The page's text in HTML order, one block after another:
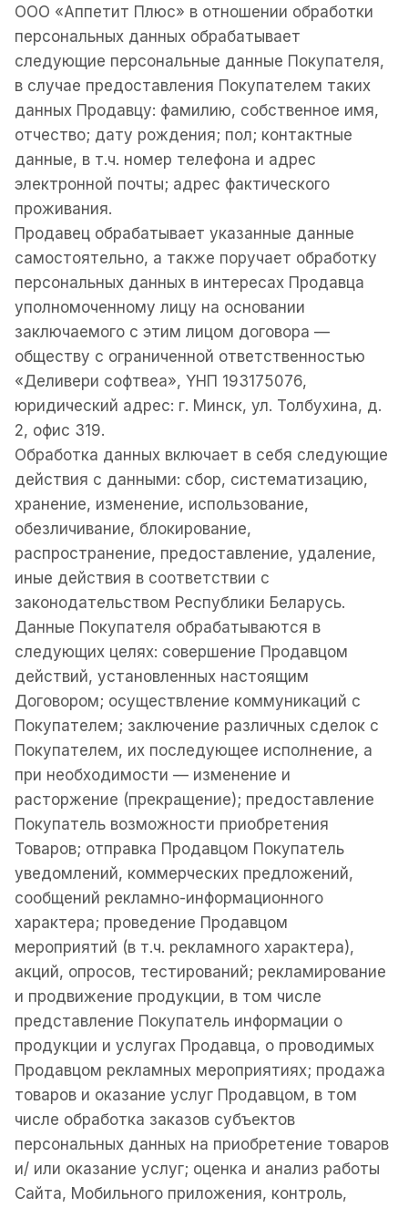
ООО «Аппетит Плюс» в отношении обработки
персональных данных обрабатывает
следующие персональные данные Покупателя,
в случае предоставления Покупателем таких
данных Продавцу: фамилию, собственное имя,
отчество; дату рождения; пол; контактные
данные, в т.ч. номер телефона и адрес
электронной почты; адрес фактического
проживания.
Продавец обрабатывает указанные данные
самостоятельно, а также поручает обработку
персональных данных в интересах Продавца
уполномоченному лицу на основании
заключаемого с этим лицом договора —
обществу с ограниченной ответственностью
«Деливери софтвеа», YHП 193175076,
юридический адрес: г. Минск, ул. Толбухина, д.
2, офис 319.
Обработка данных включает в себя следующие
действия с данными: сбор, систематизацию,
хранение, изменение, использование,
обезличивание, блокирование,
распространение, предоставление, удаление,
иные действия в соответствии с
законодательством Республики Беларусь.
Данные Покупателя обрабатываются в
следующих целях: совершение Продавцом
действий, установленных настоящим
Договором; осуществление коммуникаций с
Покупателем; заключение различных сделок с
Покупателем, их последующее исполнение, а
при необходимости — изменение и
расторжение (прекращение); предоставление
Покупатель возможности приобретения
Товаров; отправка Продавцом Покупатель
уведомлений, коммерческих предложений,
сообщений рекламно-информационного
характера; проведение Продавцом
мероприятий (в т.ч. рекламного характера),
акций, опросов, тестирований; рекламирование
и продвижение продукции, в том числе
представление Покупатель информации о
продукции и услугах Продавца, о проводимых
Продавцом рекламных мероприятиях; продажа
товаров и оказание услуг Продавцом, в том
числе обработка заказов субъектов
персональных данных на приобретение товаров
и/ или оказание услуг; оценка и анализ работы
Сайта, Мобильного приложения, контроль,